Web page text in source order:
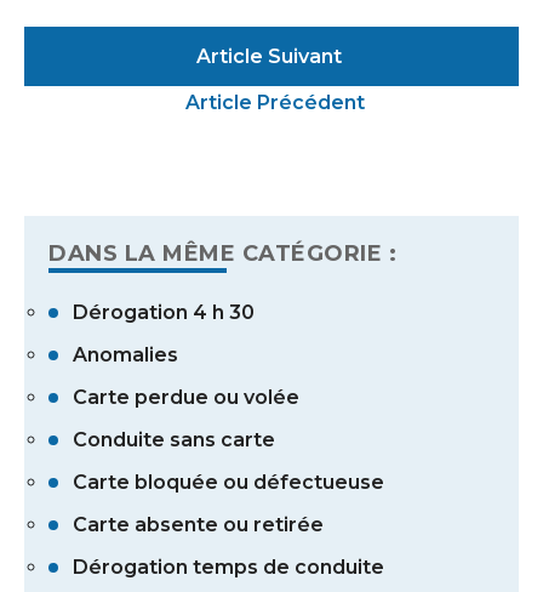
Article Précédent
Article Suivant
DANS LA MÊME CATÉGORIE :
Dérogation 4 h 30
Anomalies
Carte perdue ou volée
Conduite sans carte
Carte bloquée ou défectueuse
Carte absente ou retirée
Dérogation temps de conduite